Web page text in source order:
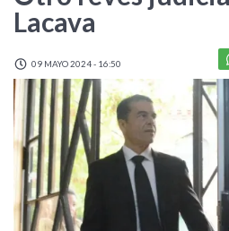
Lacava
09 MAYO 2024 - 16:50